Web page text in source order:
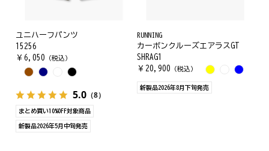
ユニハーフパンツ
15256
￥ 6,050 （税込）
5.0 （8）
まとめ買い10%OFF対象商品
新製品2026年5月中旬発売
RUNNING
カーボンクルーズエアラスGT
SHRAG1
￥ 20,900 （税込）
新製品2026年8月下旬発売